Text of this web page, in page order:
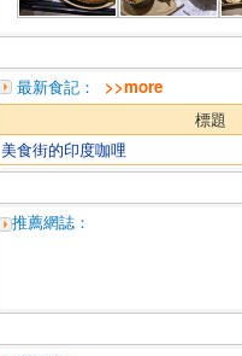
最新食記： >>more
標題
美食街的印度咖哩
推薦網誌：